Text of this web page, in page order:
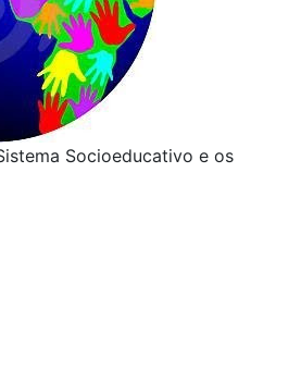
Socioeducativo e os